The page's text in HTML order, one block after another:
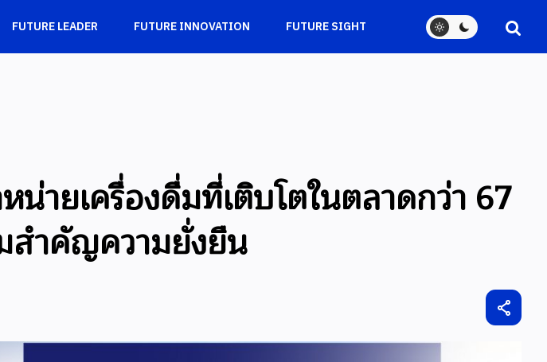
FUTURE LEADER FUTURE INNOVATION FUTURE SIGHT
น่ายเครื่องดื่มที่เติบโตในตลาดกว่า 67
สำคัญความยั่งยืน